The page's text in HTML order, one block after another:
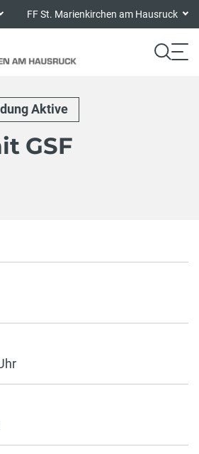
FF St. Marienkirchen am Hausruck
Aktive
GSF